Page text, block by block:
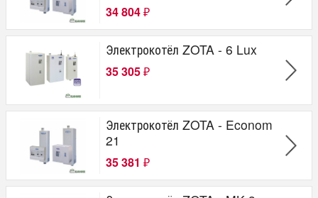
34 804 ₽
Электрокотёл ZOTA - 6 Lux
35 305 ₽
Электрокотёл ZOTA - Econom
21
35 381 ₽